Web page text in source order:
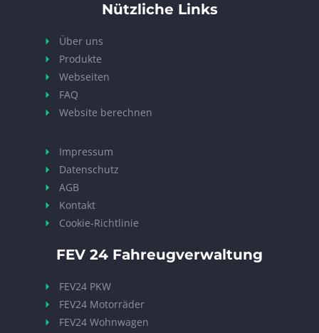
Nützliche Links
Über uns
Produkte
Webseiten
FAQ
Website berechnen
Impressum
Datenschutz
AGB
Kontakt
Cookie-Richtlinie
FEV 24 Fahreugverwaltung
FEV24 PKW
FEV24 Motorräder
FEV24 Wohnwagen